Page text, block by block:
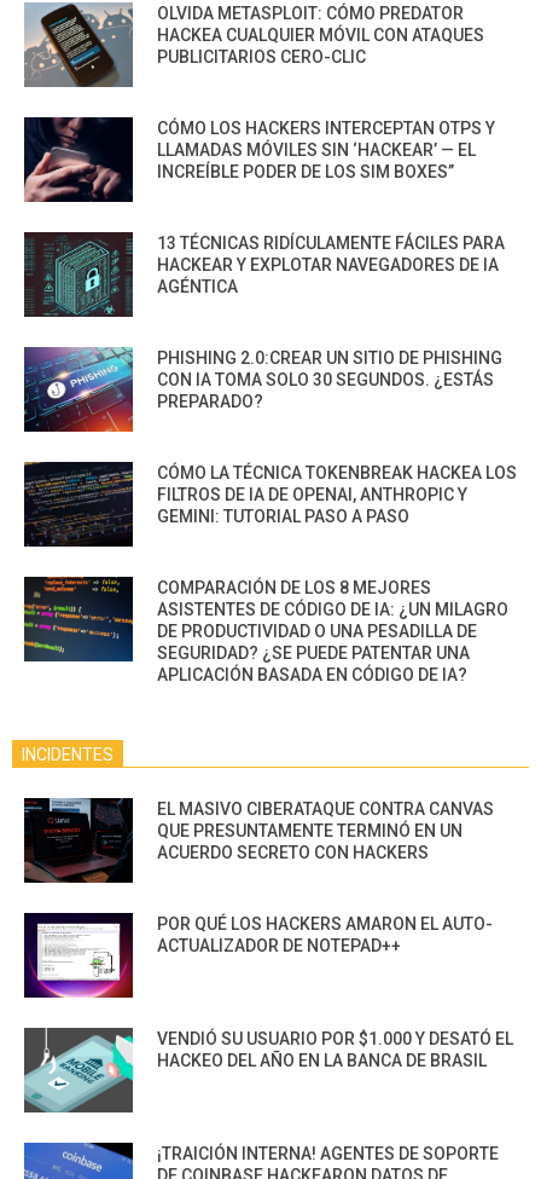
OLVIDA METASPLOIT: CÓMO PREDATOR
HACKEA CUALQUIER MÓVIL CON ATAQUES
PUBLICITARIOS CERO-CLIC
CÓMO LOS HACKERS INTERCEPTAN OTPS Y
LLAMADAS MÓVILES SIN ‘HACKEAR’ — EL
INCREÍBLE PODER DE LOS SIM BOXES”
13 TÉCNICAS RIDÍCULAMENTE FÁCILES PARA
HACKEAR Y EXPLOTAR NAVEGADORES DE IA
AGÉNTICA
PHISHING 2.0:CREAR UN SITIO DE PHISHING
CON IA TOMA SOLO 30 SEGUNDOS. ¿ESTÁS
PREPARADO?
CÓMO LA TÉCNICA TOKENBREAK HACKEA LOS
FILTROS DE IA DE OPENAI, ANTHROPIC Y
GEMINI: TUTORIAL PASO A PASO
COMPARACIÓN DE LOS 8 MEJORES
ASISTENTES DE CÓDIGO DE IA: ¿UN MILAGRO
DE PRODUCTIVIDAD O UNA PESADILLA DE
SEGURIDAD? ¿SE PUEDE PATENTAR UNA
APLICACIÓN BASADA EN CÓDIGO DE IA?
INCIDENTES
EL MASIVO CIBERATAQUE CONTRA CANVAS
QUE PRESUNTAMENTE TERMINÓ EN UN
ACUERDO SECRETO CON HACKERS
POR QUÉ LOS HACKERS AMARON EL AUTO-
ACTUALIZADOR DE NOTEPAD++
VENDIÓ SU USUARIO POR $1.000 Y DESATÓ EL
HACKEO DEL AÑO EN LA BANCA DE BRASIL
¡TRAICIÓN INTERNA! AGENTES DE SOPORTE
DE COINBASE HACKEARON DATOS DE